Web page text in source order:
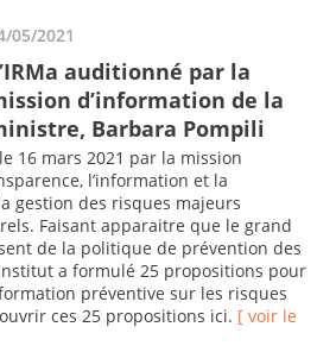
05/2021
auditionné par la
d’information de la
Barbara Pompili
16 mars 2021 par la mission
l’information et la
gestion des risques majeurs
Faisant apparaitre que le grand
de la politique de prévention des
a formulé 25 propositions pour
préventive sur les risques
ces 25 propositions ici. [ voir le